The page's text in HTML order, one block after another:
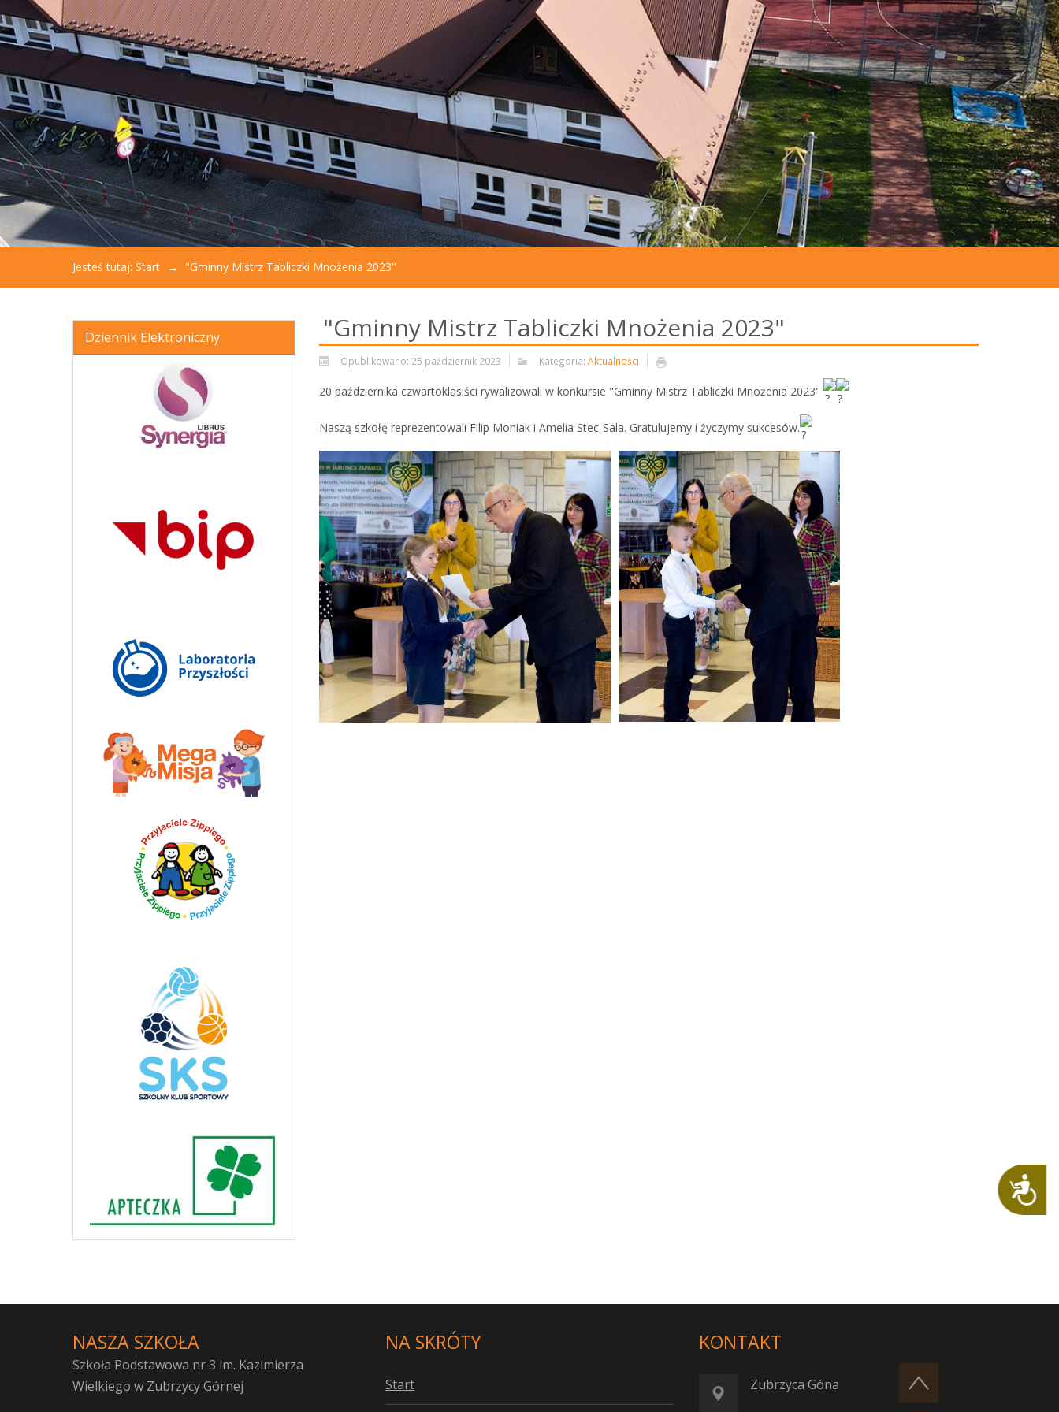
otworzyć
menu
dostępności.
Dostępność
Jesteś tutaj: Start "Gminny Mistrz Tabliczki Mnożenia 2023"
Dziennik Elektroniczny "Gminny Mistrz Tabliczki Mnożenia 2023"
Opublikowano: 25 październik 2023 Kategoria: Aktualności
20 października czwartoklasiści rywalizowali w konkursie "Gminny Mistrz Tabliczki Mnożenia 2023"
Naszą szkołę reprezentowali Filip Moniak i Amelia Stec-Sala. Gratulujemy i życzymy sukcesów.
NASZA SZKOŁA
Szkoła Podstawowa nr 3 im. Kazimierza
Wielkiego w Zubrzycy Górnej
NA SKRÓTY
Start
KONTAKT
Zubrzyca Góna